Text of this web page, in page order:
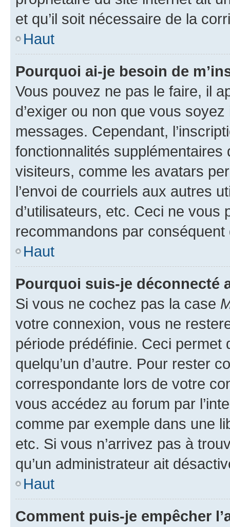
et qu’il soit nécessaire de la
Haut
Pourquoi ai-je besoin de
Vous pouvez ne pas le faire, il
d’exiger ou non que vous
messages. Cependant,
fonctionnalités
visiteurs, comme les avatars
l’envoi de courriels aux autres
d’utilisateurs, etc. Ceci ne vous
recommandons par conséquent
Haut
Pourquoi suis-je déconnecté
Si vous ne cochez pas la case
votre connexion, vous ne
période prédéfinie. Ceci permet
quelqu’un d’autre. Pour rester
correspondante lors de votre
vous accédez au forum par
comme par exemple dans une
etc. Si vous n’arrivez pas à
qu’un administrateur ait
Haut
Comment puis-je empêcher